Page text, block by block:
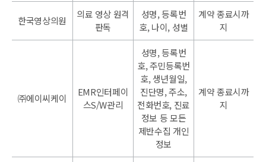
한국영상의원
의료 영상 원격
판독
성명, 등록번
호, 나이, 성별
계약 종료시까
지
㈜에이씨케이
EMR인터페이
스S/W관리
성명, 등록번
호, 주민등록번
호, 생년월일,
진단명, 주소,
전화번호, 진료
정보 등 모든
제반수집 개인
정보
계약 종료시까
지